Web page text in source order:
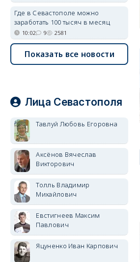
Где в Севастополе можно
заработать 100 тысяч в месяц
10:02 9 2581
Показать все новости
Лица Севастополя
Тавлуй Любовь Егоровна
Аксёнов Вячеслав
Викторович
Толль Владимир
Михайлович
Евстигнеев Максим
Павлович
Яцуненко Иван Карпович